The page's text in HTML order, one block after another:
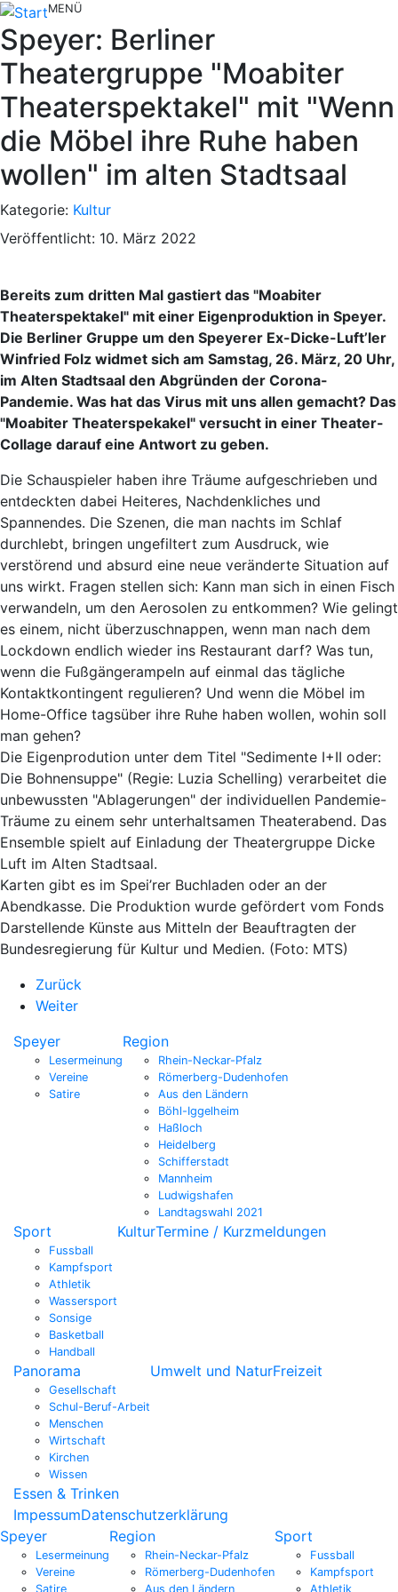
MENÜ
Speyer: Berliner
Theatergruppe "Moabiter
Theaterspektakel" mit "Wenn
die Möbel ihre Ruhe haben
wollen" im alten Stadtsaal
Kategorie: Kultur
Veröffentlicht: 10. März 2022
Bereits zum dritten Mal gastiert das "Moabiter
Theaterspektakel" mit einer Eigenproduktion in Speyer.
Die Berliner Gruppe um den Speyerer Ex-Dicke-Luft’ler
Winfried Folz widmet sich am Samstag, 26. März, 20 Uhr,
im Alten Stadtsaal den Abgründen der Corona-
Pandemie. Was hat das Virus mit uns allen gemacht? Das
"Moabiter Theaterspekakel" versucht in einer Theater-
Collage darauf eine Antwort zu geben.
Die Schauspieler haben ihre Träume aufgeschrieben und
entdeckten dabei Heiteres, Nachdenkliches und
Spannendes. Die Szenen, die man nachts im Schlaf
durchlebt, bringen ungefiltert zum Ausdruck, wie
verstörend und absurd eine neue veränderte Situation auf
uns wirkt. Fragen stellen sich: Kann man sich in einen Fisch
verwandeln, um den Aerosolen zu entkommen? Wie gelingt
es einem, nicht überzuschnappen, wenn man nach dem
Lockdown endlich wieder ins Restaurant darf? Was tun,
wenn die Fußgängerampeln auf einmal das tägliche
Kontaktkontingent regulieren? Und wenn die Möbel im
Home-Office tagsüber ihre Ruhe haben wollen, wohin soll
man gehen?
Die Eigenprodution unter dem Titel "Sedimente I+II oder:
Die Bohnensuppe" (Regie: Luzia Schelling) verarbeitet die
unbewussten "Ablagerungen" der individuellen Pandemie-
Träume zu einem sehr unterhaltsamen Theaterabend. Das
Ensemble spielt auf Einladung der Theatergruppe Dicke
Luft im Alten Stadtsaal.
Karten gibt es im Spei’rer Buchladen oder an der
Abendkasse. Die Produktion wurde gefördert vom Fonds
Darstellende Künste aus Mitteln der Beauftragten der
Bundesregierung für Kultur und Medien. (Foto: MTS)
Zurück
Weiter
Speyer
Lesermeinung
Vereine
Satire
Region
Rhein-Neckar-Pfalz
Römerberg-Dudenhofen
Aus den Ländern
Böhl-Iggelheim
Haßloch
Heidelberg
Schifferstadt
Mannheim
Ludwigshafen
Landtagswahl 2021
Sport
Fussball
Kampfsport
Athletik
Wassersport
Sonsige
Basketball
Handball
KulturTermine / Kurzmeldungen
Panorama
Gesellschaft
Schul-Beruf-Arbeit
Menschen
Wirtschaft
Kirchen
Wissen
Umwelt und NaturFreizeit
Essen & Trinken
ImpessumDatenschutzerklärung
Speyer
Lesermeinung
Vereine
Satire
Region
Rhein-Neckar-Pfalz
Römerberg-Dudenhofen
Aus den Ländern
Sport
Fussball
Kampfsport
Athletik